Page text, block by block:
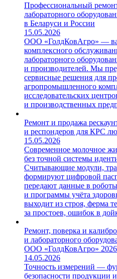
Профессиональный
лабораторного
в Беларуси и России
15.05.2026
ООО «ГолдКовАгро» —
комплексного
лабораторного
и производителей. Мы
сервисные решения для
агропромышленного
исследовательских
и производственных
Ремонт и продажа
и респондеров для КРС
15.05.2026
Современное молочное
без точной системы
Считывающие модули,
формируют цифровой
передают данные в
и программы учёта
выходит из строя, ферма
за простоев, ошибок в
Ремонт, поверка и
и лабораторного
ООО «ГолдКовАгро» 2026
14.05.2026
Точность измерений —
безопасности продукции